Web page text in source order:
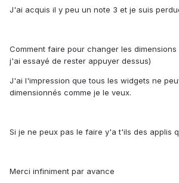
J'ai acquis il y peu un note 3 et je suis
Comment faire pour changer les
j'ai essayé de rester appuyer dessus)
J'ai l'impression que tous les widgets ne
dimensionnés comme je le veux.
Si je ne peux pas le faire y'a t'ils des applis
Merci infiniment par avance